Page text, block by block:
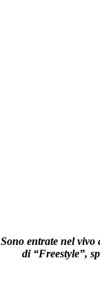
Sono entrate nel
di “Freestyle”,